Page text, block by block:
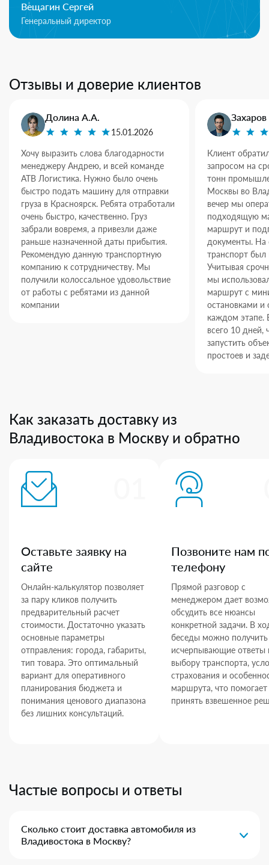
Вещагин Сергей
Генеральный директор
Отзывы и доверие клиентов
Долина А.А.
15.01.2026
Хочу выразить слова благодарности
менеджеру Андрею, и всей команде
АТВ Логистика. Нужно было очень
быстро подать машину для отправки
груза в Красноярск. Ребята отработали
очень быстро, качественно. Груз
забрали вовремя, а привезли даже
раньше назначенной даты прибытия.
Рекомендую данную транспортную
компанию к сотрудничеству. Мы
получили колоссальное удовольствие
от работы с ребятами из данной
компании
Клиент
запросом на
тонн
Москвы во
вечер мы
подходящую
маршрут и
документы. На
транспорт был
Учитывая
мы
маршрут с
остановками и
каждом этапе.
всего 10 дней,
запустить
простоев и
Как заказать доставку из
Владивостока в Москву и обратно
Оставьте заявку на
сайте
Онлайн-калькулятор позволяет
за пару кликов получить
предварительный расчет
стоимости. Достаточно указать
основные параметры
отправления: города, габариты,
тип товара. Это оптимальный
вариант для оперативного
планирования бюджета и
понимания ценового диапазона
без лишних консультаций.
Позвоните нам
телефону
Прямой разговор с
менеджером дает
обсудить все нюансы
конкретной задачи. В
беседы можно получить
исчерпывающие ответы
выбору транспорта,
страхования и
маршрута, что помогает
принять взвешенное
Частые вопросы и ответы
Сколько стоит доставка автомобиля из
Владивостока в Москву?